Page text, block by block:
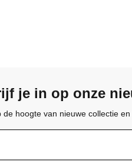
je in op onze
de hoogte van nieuwe collectie en